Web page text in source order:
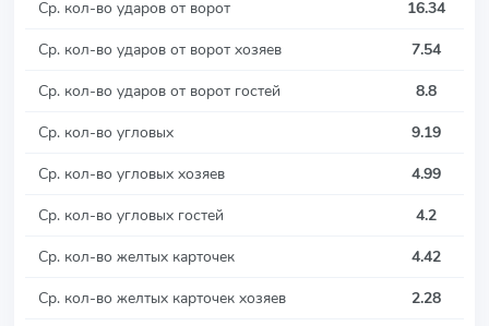
Ср. кол-во ударов от ворот
16.34
Ср. кол-во ударов от ворот хозяев
7.54
Ср. кол-во ударов от ворот гостей
8.8
Ср. кол-во угловых
9.19
Ср. кол-во угловых хозяев
4.99
Ср. кол-во угловых гостей
4.2
Ср. кол-во желтых карточек
4.42
Ср. кол-во желтых карточек хозяев
2.28